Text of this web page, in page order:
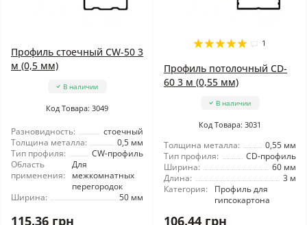
Профиль стоечный CW-50 3
м (0,5 мм)
В наличии
Код Товара: 3049
Разновидность:
стоечный
Толщина металла:
0,5 мм
Тип профиля:
CW-профиль
Область
применения:
Для
межкомнатных
перегородок
Ширина:
50 мм
115.36 грн
1
Профиль потолочный CD-
60 3 м (0,55 мм)
В наличии
Код Товара: 3031
Толщина металла:
0,55 мм
Тип профиля:
CD-профиль
Ширина:
60 мм
Длина:
3 м
Категория:
Профиль для
гипсокартона
106.44 грн